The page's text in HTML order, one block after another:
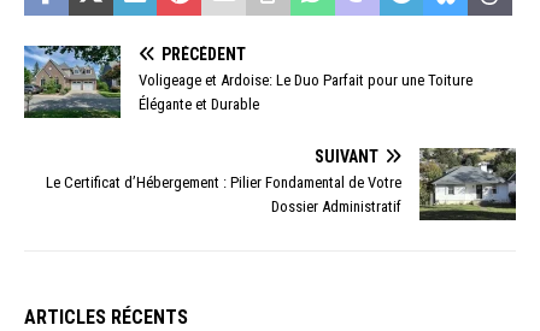
PRÉCÉDENT
Voligeage et Ardoise: Le Duo Parfait pour une Toiture
Élégante et Durable
SUIVANT
Le Certificat d’Hébergement : Pilier Fondamental de Votre
Dossier Administratif
ARTICLES RÉCENTS